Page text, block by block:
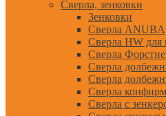
Сверла, зенковки
Зенковки
Сверла ANUBA
Сверла HW для
Сверла
Сверла
Сверла
Сверла
Сверла с